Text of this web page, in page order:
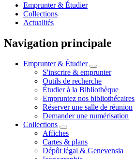
Emprunter & Étudier
Collections
Actualités
Navigation principale
Emprunter & Étudier
S'inscrire & emprunter
Outils de recherche
Étudier à la Bibliothèque
Empruntez nos bibliothécaires
Réserver une salle de réunion
Demander une numérisation
Collections
Affiches
Cartes & plans
Dépôt légal & Genevensia